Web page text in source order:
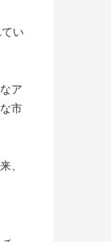
い
ア
市
、